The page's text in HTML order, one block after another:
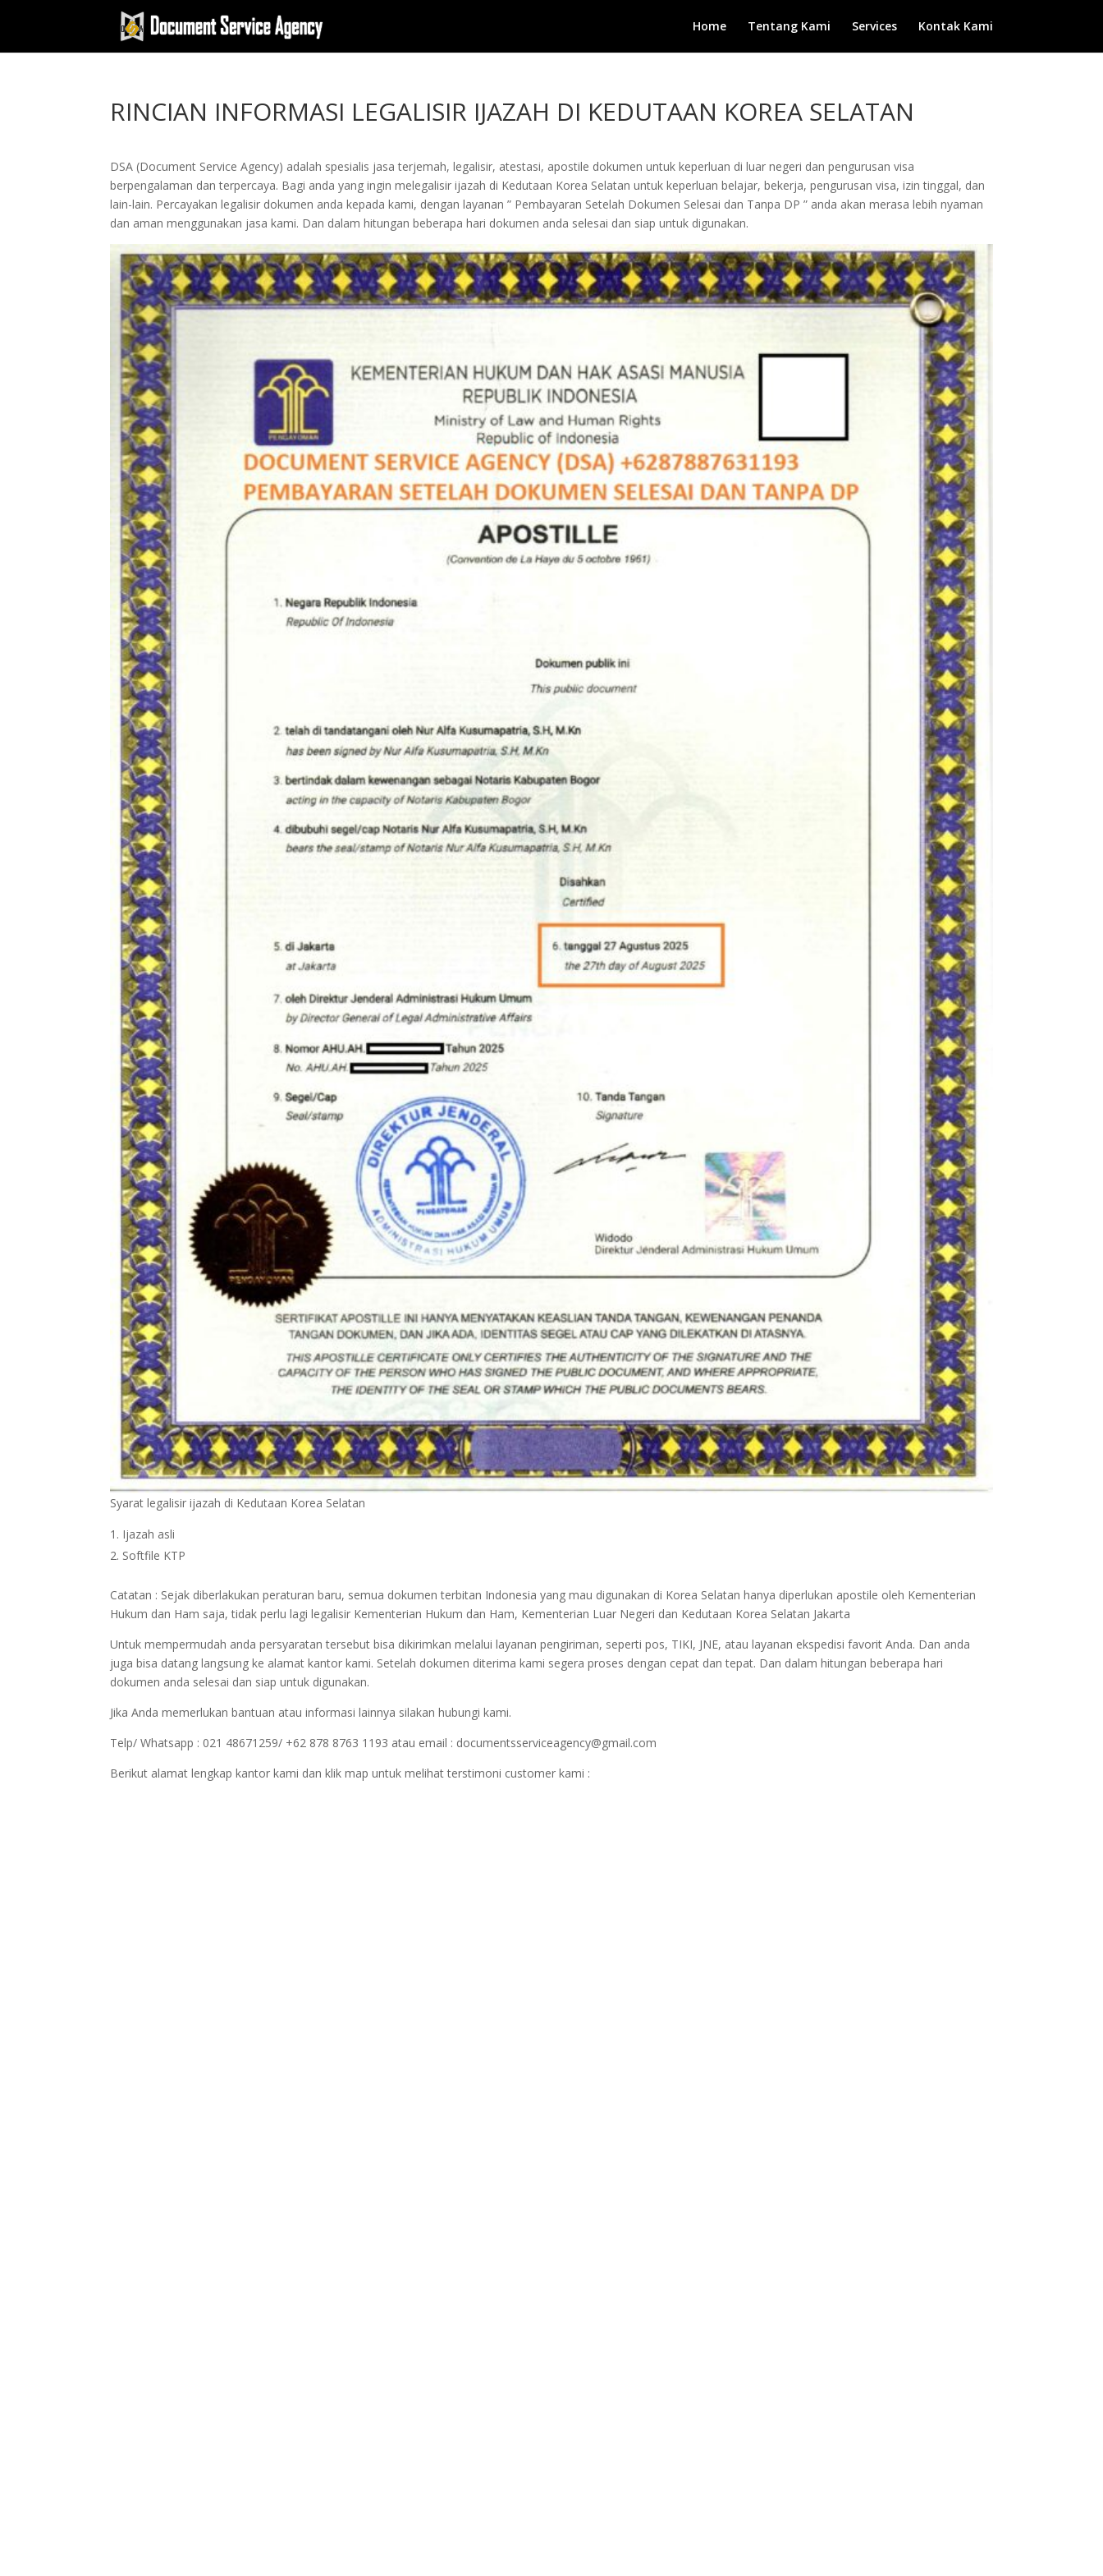
Home Tentang Kami Services Kontak Kami
RINCIAN INFORMASI LEGALISIR IJAZAH DI KEDUTAAN KOREA SELATAN
DSA (Document Service Agency) adalah spesialis jasa terjemah, legalisir, atestasi, apostile dokumen untuk keperluan di luar negeri dan pengurusan visa
berpengalaman dan terpercaya. Bagi anda yang ingin melegalisir ijazah di Kedutaan Korea Selatan untuk keperluan belajar, bekerja, pengurusan visa, izin tinggal, dan
lain-lain. Percayakan legalisir dokumen anda kepada kami, dengan layanan ” Pembayaran Setelah Dokumen Selesai dan Tanpa DP ” anda akan merasa lebih nyaman
dan aman menggunakan jasa kami. Dan dalam hitungan beberapa hari dokumen anda selesai dan siap untuk digunakan.
Syarat legalisir ijazah di Kedutaan Korea Selatan
Ijazah asli
Softfile KTP
Catatan : Sejak diberlakukan peraturan baru, semua dokumen terbitan Indonesia yang mau digunakan di Korea Selatan hanya diperlukan apostile oleh Kementerian
Hukum dan Ham saja, tidak perlu lagi legalisir Kementerian Hukum dan Ham, Kementerian Luar Negeri dan Kedutaan Korea Selatan Jakarta
Untuk mempermudah anda persyaratan tersebut bisa dikirimkan melalui layanan pengiriman, seperti pos, TIKI, JNE, atau layanan ekspedisi favorit Anda. Dan anda
juga bisa datang langsung ke alamat kantor kami. Setelah dokumen diterima kami segera proses dengan cepat dan tepat. Dan dalam hitungan beberapa hari
dokumen anda selesai dan siap untuk digunakan.
Jika Anda memerlukan bantuan atau informasi lainnya silakan hubungi kami.
Telp/ Whatsapp : 021 48671259/ +62 878 8763 1193 atau email : documentsserviceagency@gmail.com
Berikut alamat lengkap kantor kami dan klik map untuk melihat terstimoni customer kami :